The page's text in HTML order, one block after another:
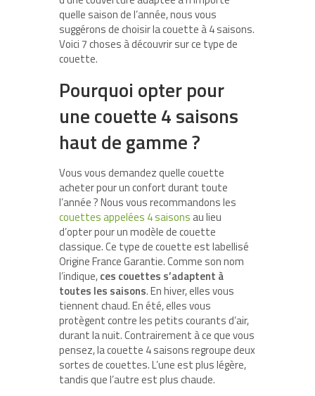
quelle saison de l’année, nous vous
suggérons de choisir la couette à 4 saisons.
Voici 7 choses à découvrir sur ce type de
couette.
Pourquoi opter pour
une couette 4 saisons
haut de gamme ?
Vous vous demandez quelle couette
acheter pour un confort durant toute
l’année ? Nous vous recommandons les
couettes appelées 4 saisons au lieu
d’opter pour un modèle de couette
classique. Ce type de couette est labellisé
Origine France Garantie. Comme son nom
l’indique,ces couettes s’adaptent à
toutes les saisons. En hiver, elles vous
tiennent chaud. En été, elles vous
protègent contre les petits courants d’air,
durant la nuit. Contrairement à ce que vous
pensez, la couette 4 saisons regroupe deux
sortes de couettes. L’une est plus légère,
tandis que l’autre est plus chaude.